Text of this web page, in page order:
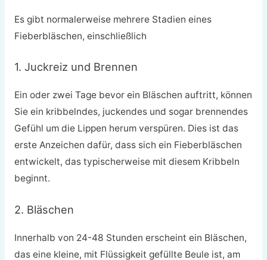
Es gibt normalerweise mehrere Stadien eines
Fieberbläschen, einschließlich
1. Juckreiz und Brennen
Ein oder zwei Tage bevor ein Bläschen auftritt, können
Sie ein kribbelndes, juckendes und sogar brennendes
Gefühl um die Lippen herum verspüren. Dies ist das
erste Anzeichen dafür, dass sich ein Fieberbläschen
entwickelt, das typischerweise mit diesem Kribbeln
beginnt.
2. Bläschen
Innerhalb von 24-48 Stunden erscheint ein Bläschen,
das eine kleine, mit Flüssigkeit gefüllte Beule ist, am